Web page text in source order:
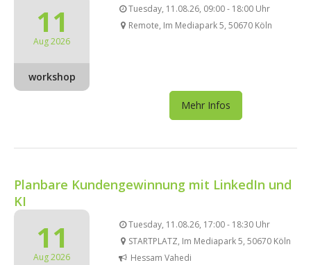
11
Aug 2026
workshop
Tuesday, 11.08.26, 09:00 - 18:00 Uhr
Remote, Im Mediapark 5, 50670 Köln
Mehr Infos
Planbare Kundengewinnung mit LinkedIn und
KI
11
Aug 2026
Tuesday, 11.08.26, 17:00 - 18:30 Uhr
STARTPLATZ, Im Mediapark 5, 50670 Köln
Hessam Vahedi